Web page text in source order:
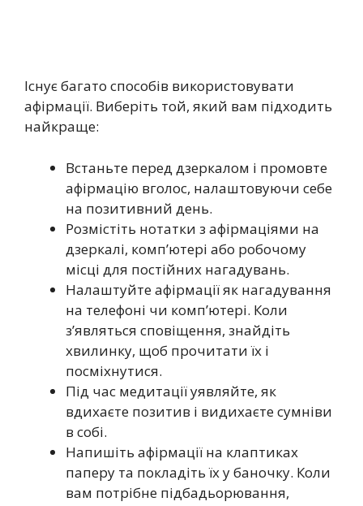
Існує багато способів використовувати
афірмації. Виберіть той, який вам підходить
найкраще:
Встаньте перед дзеркалом і промовте
афірмацію вголос, налаштовуючи себе
на позитивний день.
Розмістіть нотатки з афірмаціями на
дзеркалі, комп’ютері або робочому
місці для постійних нагадувань.
Налаштуйте афірмації як нагадування
на телефоні чи комп’ютері. Коли
з’являться сповіщення, знайдіть
хвилинку, щоб прочитати їх і
посміхнутися.
Під час медитації уявляйте, як
вдихаєте позитив і видихаєте сумніви
в собі.
Напишіть афірмації на клаптиках
паперу та покладіть їх у баночку. Коли
вам потрібне підбадьорювання,